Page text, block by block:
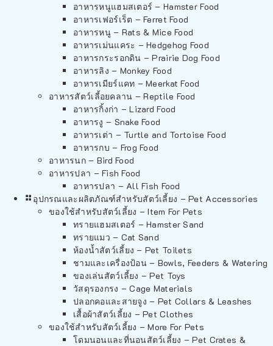
อาหารหนูแฮมสเตอร์ – Hamster Food
อาหารเฟอร์เร็ต – Ferret Food
อาหารหนู – Rats & Mice Food
อาหารเม่นแคระ – Hedgehog Food
อาหารกระรอกดิน – Prairie Dog Food
อาหารลิง – Monkey Food
อาหารเมียร์แคท – Meerkat Food
อาหารสัตว์เลี้อยคลาน – Reptile Food
อาหารกิ้งก่า – Lizard Food
อาหารงู – Snake Food
อาหารเต่า – Turtle and Tortoise Food
อาหารกบ – Frog Food
อาหารนก – Bird Food
อาหารปลา – Fish Food
อาหารปลา – All Fish Food
อุปกรณและผลิตภัณฑ์สำหรับสัตว์เลี้ยง – Pet Accessories
ของใช้สำหรับสัตว์เลี้ยง – Item For Pets
ทรายแฮมสเตอร์ – Hamster Sand
ทรายแมว – Cat Sand
ห้องน้ำสัตว์เลี้ยง – Pet Toilets
ชามและเครื่องป้อน – Bowls, Feeders & Watering
ของเล่นสัตว์เลี้ยง – Pet Toys
วัสดุรองกรง – Cage Materials
ปลอกคอและสายจูง – Pet Collars & Leashes
เสื้อผ้าสัตว์เลี้ยง – Pet Clothes
ของใช้สำหรับสัตว์เลี้ยง – More For Pets
โดมนอนและที่นอนสัตว์เลี้ยง – Pet Crates &